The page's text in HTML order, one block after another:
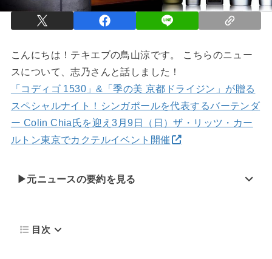
こんにちは！テキエブの鳥山涼です。 こちらのニュー
スについて、志乃さんと話しました！
「コディゴ 1530」&「季の美 京都ドライジン」が贈る
スペシャルナイト！シンガポールを代表するバーテンダ
ー Colin Chia氏を迎え3月9日（日）ザ・リッツ・カー
ルトン東京でカクテルイベント開催
▶元ニュースの要約を見る
目次